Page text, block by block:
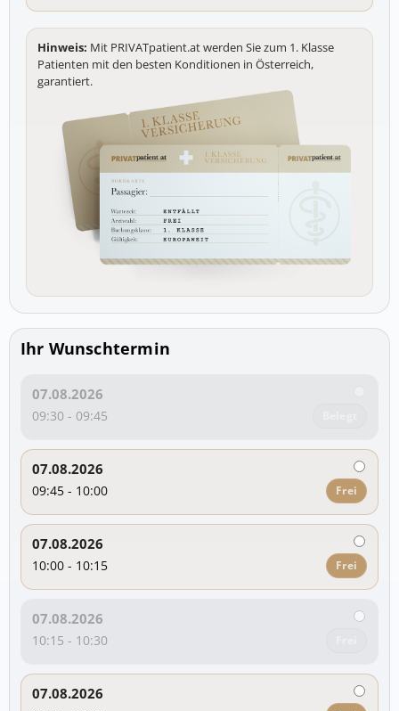
Hinweis: Mit PRIVATpatient.at werden Sie zum 1. Klasse
Patienten mit den besten Konditionen in Österreich,
garantiert.
Ihr Wunschtermin
07.08.2026
09:30 - 09:45
07.08.2026
09:45 - 10:00 Frei
07.08.2026
10:00 - 10:15 Frei
07.08.2026
10:15 - 10:30
07.08.2026